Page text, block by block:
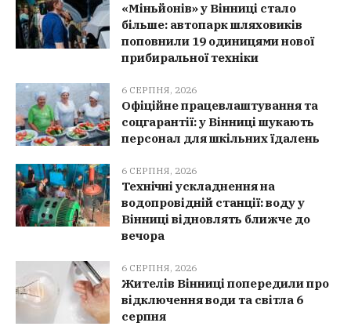
«Міньйонів» у Вінниці стало
більше: автопарк шляховиків
поповнили 19 одиницями нової
прибиральної техніки
6 СЕРПНЯ, 2026
Офіційне працевлаштування та
соцгарантії: у Вінниці шукають
персонал для шкільних їдалень
6 СЕРПНЯ, 2026
Технічні ускладнення на
водопровідній станції: воду у
Вінниці відновлять ближче до
вечора
6 СЕРПНЯ, 2026
Жителів Вінниці попередили про
відключення води та світла 6
серпня